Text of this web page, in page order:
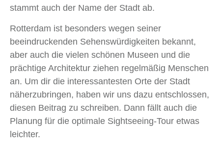
stammt auch der Name der Stadt ab.
Rotterdam ist besonders wegen seiner
beeindruckenden Sehenswürdigkeiten bekannt,
aber auch die vielen schönen Museen und die
prächtige Architektur ziehen regelmäßig Menschen
an. Um dir die interessantesten Orte der Stadt
näherzubringen, haben wir uns dazu entschlossen,
diesen Beitrag zu schreiben. Dann fällt auch die
Planung für die optimale Sightseeing-Tour etwas
leichter.